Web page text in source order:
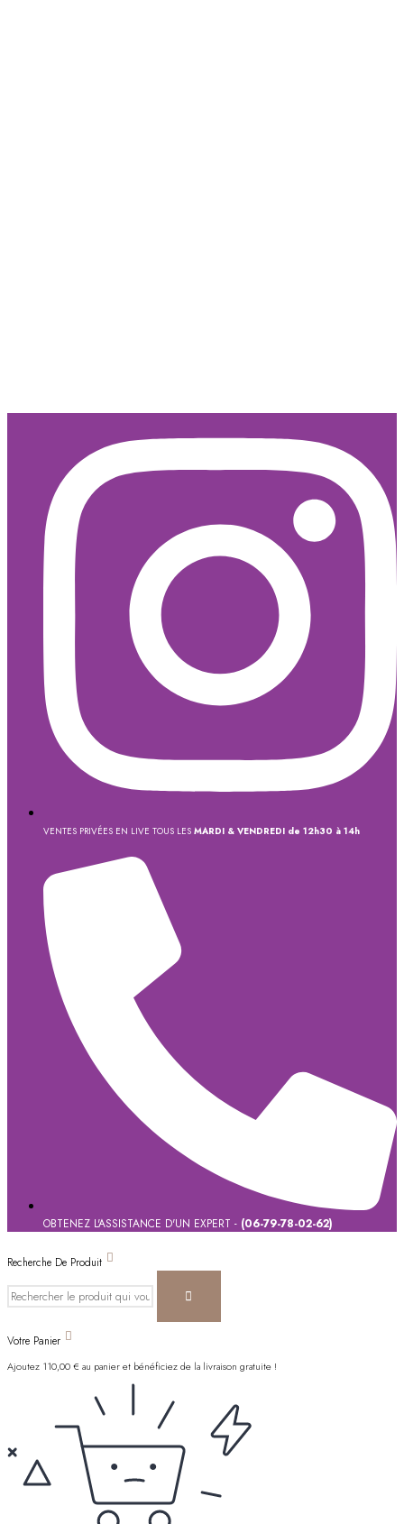
VENTES PRIVÉES EN LIVE TOUS LES MARDI & VENDREDI de 12h30 à 14h
OBTENEZ L'ASSISTANCE D'UN EXPERT - (06-79-78-02-62)
Recherche De Produit
Votre Panier
Ajoutez 110,00€ au panier et bénéficiez de la livraison gratuite !